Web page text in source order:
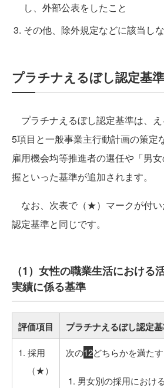
し、外部公表をしたこと
その他、除外規定などに該当し
プラチナえるぼし認定基準
プラチナえるぼし認定基準は、
5項目と一般事業主行動計画の策定
雇用機会均等推進者の選任や「男
握といった基準が追加されます。
なお、次表で（★）マークが付い
認定基準と同じです。
（1）女性の職業生活における
実績に係る基準
評価項目 プラチナえるぼし認定
1. 採用
（★）
次の12どちらかを満たす
男女別の採用におけ